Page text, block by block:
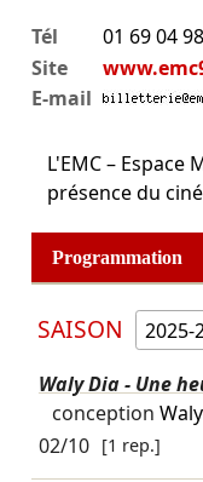
Tél
01 69 04
Site
E-mail
L'EMC – Espace
présence du
Programmation
SAISON
Waly Dia - Une
conception
02/10 [1 rep.]